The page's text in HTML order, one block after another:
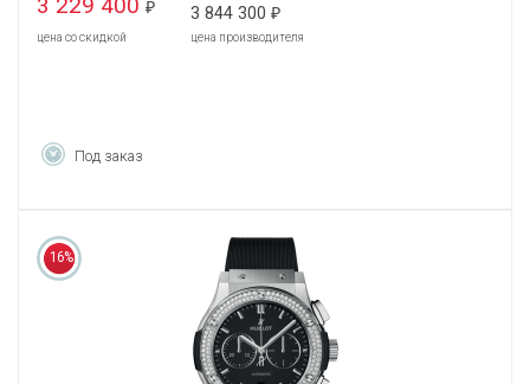
₽
цена со скидкой
3 844 300 ₽
цена производителя
Под заказ
16%